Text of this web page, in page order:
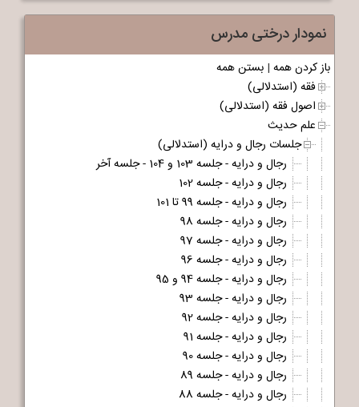
نمودار درختی مدرس
باز کردن همه | بستن همه
فقه (استدلالی)
اصول فقه (استدلالی)
علم حدیث
جلسات رجال و درایه (استدلالی)
رجال و درایه - جلسه 103 و 104 - جلسه آخر
رجال و درایه - جلسه 102
رجال و درایه - جلسه 99 تا 101
رجال و درایه - جلسه 98
رجال و درایه - جلسه 97
رجال و درایه - جلسه 96
رجال و درایه - جلسه 94 و 95
رجال و درایه - جلسه 93
رجال و درایه - جلسه 92
رجال و درایه - جلسه 91
رجال و درایه - جلسه 90
رجال و درایه - جلسه 89
رجال و درایه - جلسه 88